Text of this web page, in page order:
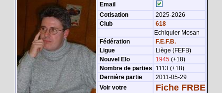
Email
Cotisation
2025-2026
Club
618
Echiquier Mosan
Fédération
F.E.F.B.
Ligue
Liège (FEFB)
Nouvel Elo
1945(+18)
Nombre de parties
1113 (+18)
Dernière partie
2011-05-29
Voir votre
Fiche FRBE